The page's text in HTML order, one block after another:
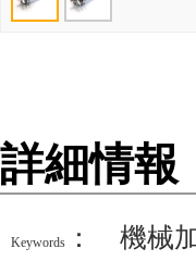
詳細情報
Keywords
： 機械